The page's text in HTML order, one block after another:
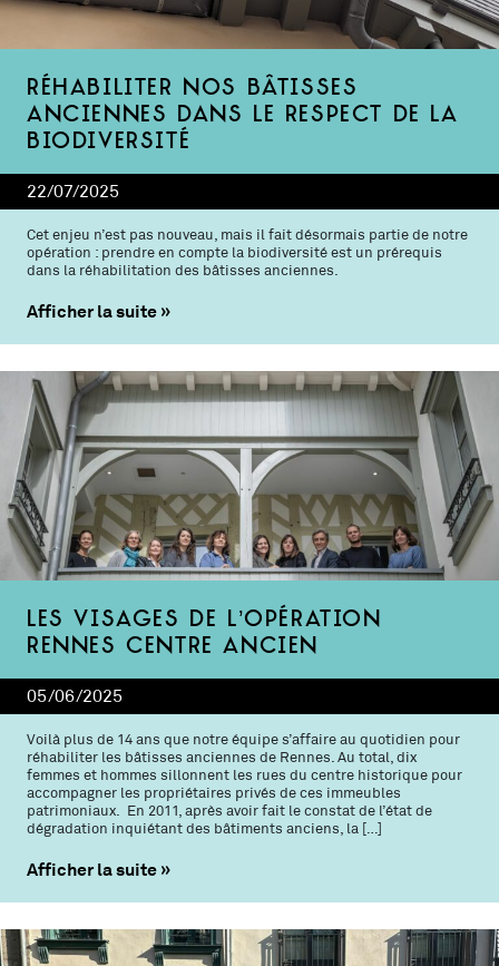
Réhabiliter nos bâtisses
anciennes dans le respect de la
biodiversité
22/07/2025
Cet enjeu n’est pas nouveau, mais il fait désormais partie de notre
opération : prendre en compte la biodiversité est un prérequis
dans la réhabilitation des bâtisses anciennes.
Afficher la suite
Les visages de l’Opération
Rennes Centre ancien
05/06/2025
Voilà plus de 14 ans que notre équipe s’affaire au quotidien pour
réhabiliter les bâtisses anciennes de Rennes. Au total, dix
femmes et hommes sillonnent les rues du centre historique pour
accompagner les propriétaires privés de ces immeubles
patrimoniaux. En 2011, après avoir fait le constat de l’état de
dégradation inquiétant des bâtiments anciens, la […]
Afficher la suite